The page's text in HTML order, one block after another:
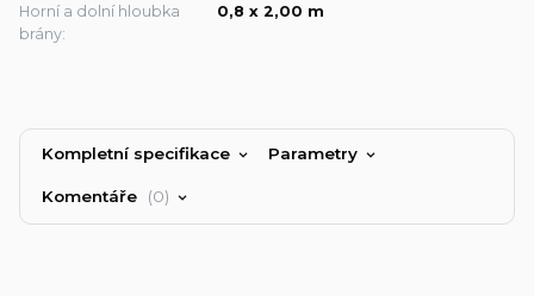
Horní a dolní hloubka
brány:
0,8 x 2,00 m
Kompletní specifikace Parametry
Komentáře 0